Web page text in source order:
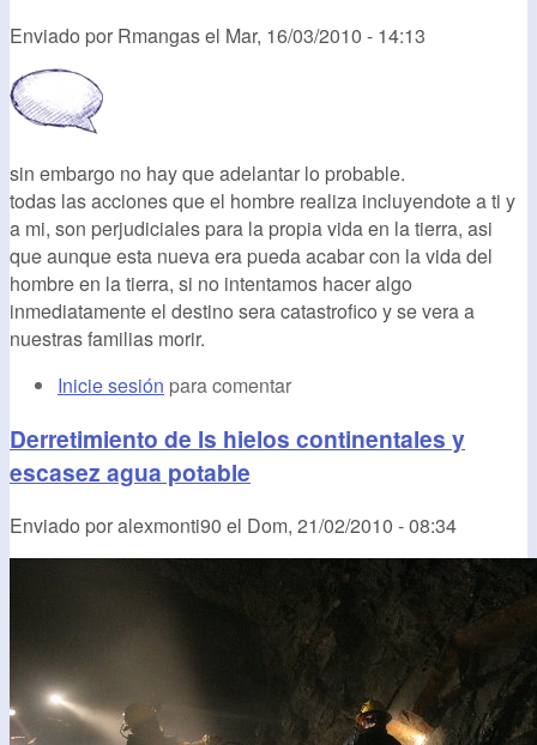
Enviado por Rmangasel Mar, 16/03/2010 - 14:13
sin embargo no hay que adelantar lo probable.
todas las acciones que el hombre realiza incluyendote a ti y
a mi, son perjudiciales para la propia vida en la tierra, asi
que aunque esta nueva era pueda acabar con la vida del
hombre en la tierra, si no intentamos hacer algo
inmediatamente el destino sera catastrofico y se vera a
nuestras familias morir.
Inicie sesión para comentar
Derretimiento de ls hielos continentales y
escasez agua potable
Enviado poralexmonti90 el Dom, 21/02/2010 - 08:34